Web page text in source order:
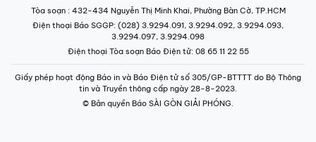
Tòa soạn : 432-434 Nguyễn Thị Minh Khai, Phường Bàn Cờ, TP.HCM
Điện thoại Báo SGGP: (028) 3.9294.091, 3.9294.092, 3.9294.093,
3.9294.097, 3.9294.098
Điện thoại Tòa soạn Báo Điện tử: 08 65 11 22 55
Giấy phép hoạt động Báo in và Báo Điện tử số 305/GP-BTTTT do Bộ Thông
tin và Truyền thông cấp ngày 28-8-2023.
© Bản quyền Báo SÀI GÒN GIẢI PHÓNG.